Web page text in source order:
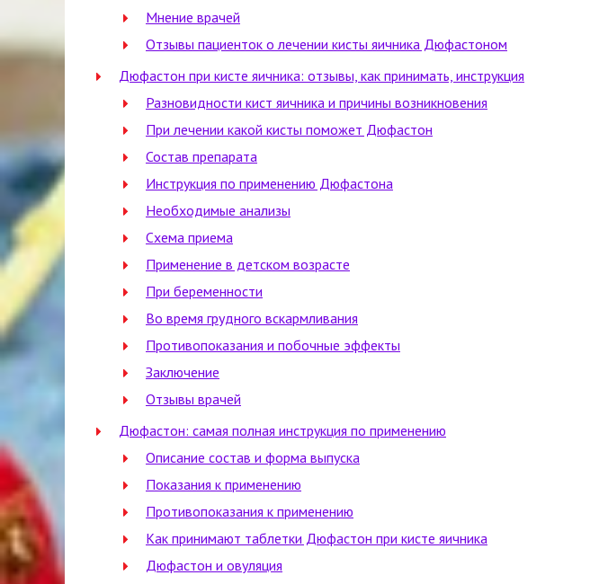
Мнение врачей
Отзывы пациенток о лечении кисты яичника Дюфастоном
Дюфастон при кисте яичника: отзывы, как принимать, инструкция
Разновидности кист яичника и причины возникновения
При лечении какой кисты поможет Дюфастон
Состав препарата
Инструкция по применению Дюфастона
Необходимые анализы
Схема приема
Применение в детском возрасте
При беременности
Во время грудного вскармливания
Противопоказания и побочные эффекты
Заключение
Отзывы врачей
Дюфастон: самая полная инструкция по применению
Описание состав и форма выпуска
Показания к применению
Противопоказания к применению
Как принимают таблетки Дюфастон при кисте яичника
Дюфастон и овуляция